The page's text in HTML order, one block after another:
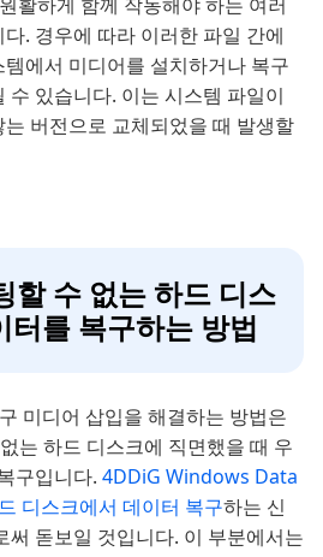
. 경우에 따라 이러한 파일 간에
에서 미디어를 설치하거나 복구
수 있습니다. 이는 시스템 파일이
버전으로 교체되었을 때 발생할
할 수 없는 하드 디스
터를 복구하는 방법
미디어 삽입을 해결하는 방법은
는 하드 디스크에 직면했을 때 우
구입니다. 4DDiG Windows Data
디스크에서 데이터 복구하는 신
써 돋보일 것입니다. 이 부분에서는